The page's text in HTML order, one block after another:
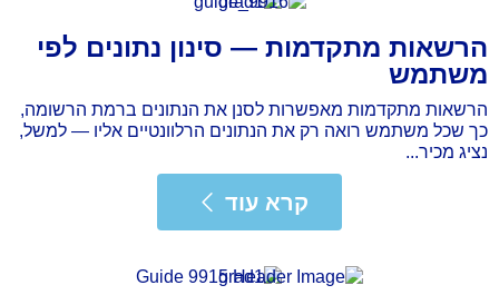
הרשאות מתקדמות — סינון נתונים לפי
משתמש
הרשאות מתקדמות מאפשרות לסנן את הנתונים ברמת הרשומה,
כך שכל משתמש רואה רק את הנתונים הרלוונטיים אליו — למשל,
נציג מכיר...
קרא עוד